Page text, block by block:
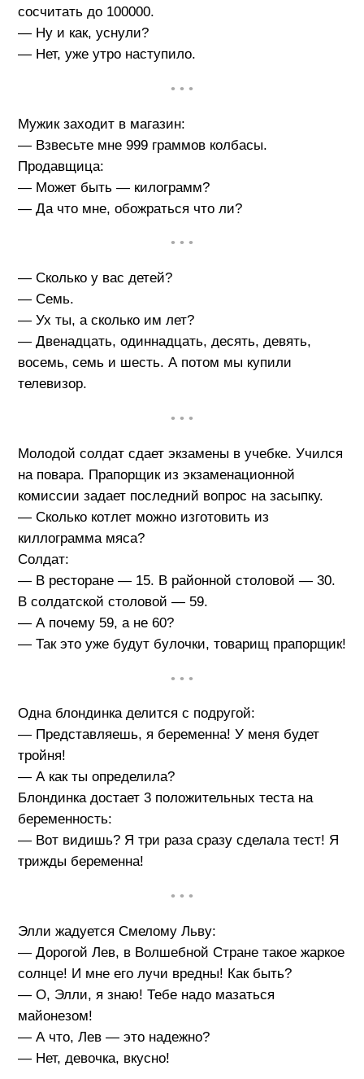
сосчитать до 100000.
— Ну и как, уснули?
— Нет, уже утро наступило.
• • •
Мужик заходит в магазин:
— Взвесьте мне 999 граммов колбасы.
Продавщица:
— Может быть — килограмм?
— Да что мне, обожраться что ли?
• • •
— Сколько у вас детей?
— Семь.
— Ух ты, а сколько им лет?
— Двенадцать, одиннадцать, десять, девять,
восемь, семь и шесть. А потом мы купили
телевизор.
• • •
Молодой солдат сдает экзамены в учебке. Учился
на повара. Прапорщик из экзаменационной
комиссии задает последний вопрос на засыпку.
— Сколько котлет можно изготовить из
киллограмма мяса?
Солдат:
— В ресторане — 15. В районной столовой — 30.
В солдатской столовой — 59.
— А почему 59, а не 60?
— Так это уже будут булочки, товарищ прапорщик!
• • •
Одна блондинка делится с подругой:
— Представляешь, я беременна! У меня будет
тройня!
— А как ты определила?
Блондинка достает 3 положительных теста на
беременность:
— Вот видишь? Я три раза сразу сделала тест! Я
трижды беременна!
• • •
Элли жадуется Смелому Льву:
— Дорогой Лев, в Волшебной Стране такое жаркое
солнце! И мне его лучи вредны! Как быть?
— О, Элли, я знаю! Тебе надо мазаться
майонезом!
— А что, Лев — это надежно?
— Нет, девочка, вкусно!